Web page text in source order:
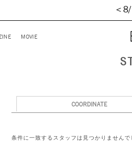
＜
MOVIE
COORDINATE
条件に一致するスタッフは見つかりません